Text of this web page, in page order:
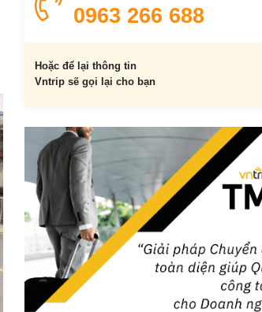
0963 266 688
Hoặc để lại thông tin
Vntrip sẽ gọi lại cho bạn